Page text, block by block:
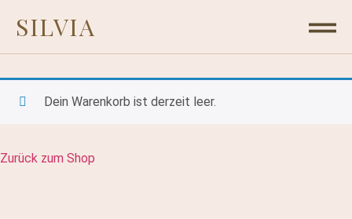
SILVIA
Dein Warenkorb ist derzeit leer.
Zurück zum Shop